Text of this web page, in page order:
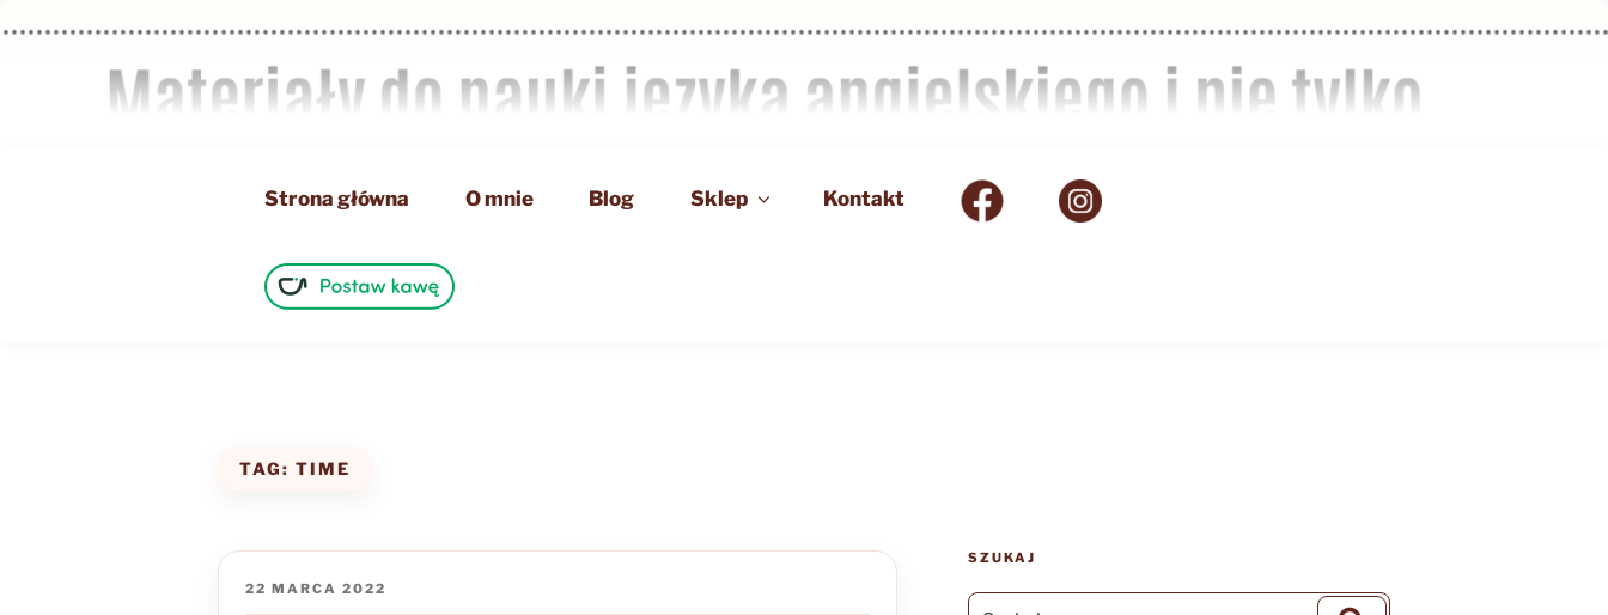
Strona główna O mnie Blog Sklep Kontakt
TAG:TIME
OPUBLIKOWANE
22 MARCA 2022
SZUKAJ
Szukaj: